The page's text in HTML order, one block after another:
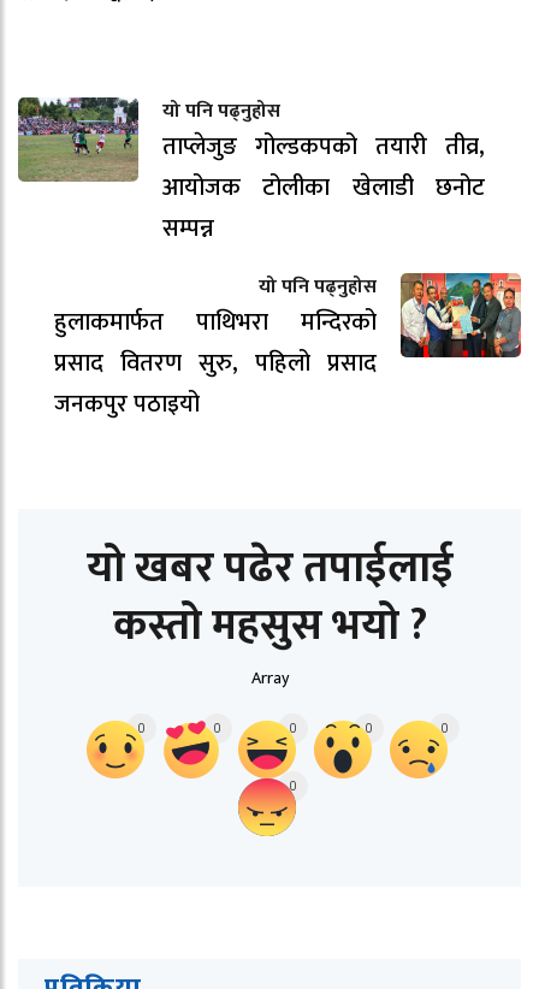
यो पनि पढ्नुहोस
ताप्लेजुङ गोल्डकपको तयारी तीव्र,
आयोजक टोलीका खेलाडी छनोट
सम्पन्न
यो पनि पढ्नुहोस
हुलाकमार्फत पाथिभरा मन्दिरको
प्रसाद वितरण सुरु, पहिलो प्रसाद
जनकपुर पठाइयो
यो खबर पढेर तपाईलाई
कस्तो महसुस भयो ?
Array
0 0 0 0 0
0